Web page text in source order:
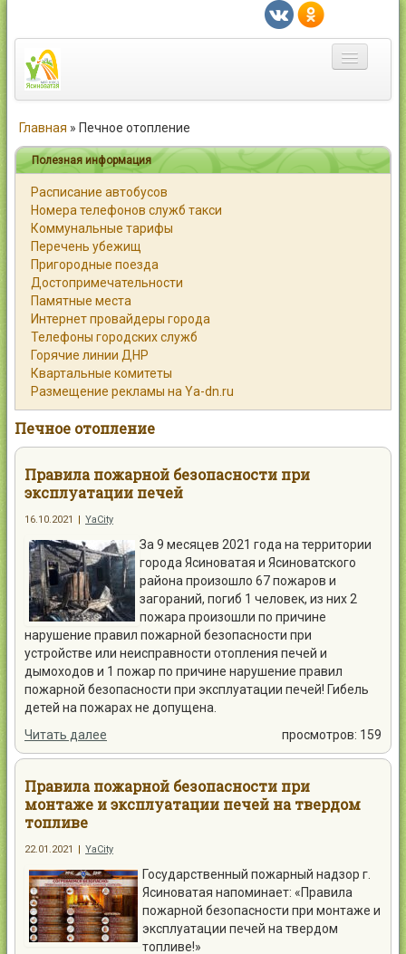
Город
Статьи
Каталог
Справочник
Работа
Объявления
Помощь
Контакты
Главная » Печное отопление
Полезная информация
Расписание автобусов
Номера телефонов служб такси
Коммунальные тарифы
Перечень убежищ
Пригородные поезда
Достопримечательности
Памятные места
Интернет провайдеры города
Телефоны городских служб
Горячие линии ДНР
Квартальные комитеты
Размещение рекламы на Ya-dn.ru
Печное отопление
Правила пожарной безопасности при
эксплуатации печей
16.10.2021 | YaCity
За 9 месяцев 2021 года на территории
города Ясиноватая и Ясиноватского
района произошло 67 пожаров и
загораний, погиб 1 человек, из них 2
пожара произошли по причине
нарушение правил пожарной безопасности при
устройстве или неисправности отопления печей и
дымоходов и 1 пожар по причине нарушение правил
пожарной безопасности при эксплуатации печей! Гибель
детей на пожарах не допущена.
Читать далее
просмотров: 159
Правила пожарной безопасности при
монтаже и эксплуатации печей на твердом
топливе
22.01.2021 | YaCity
Государственный пожарный надзор г.
Ясиноватая напоминает: «Правила
пожарной безопасности при монтаже и
эксплуатации печей на твердом
топливе!»